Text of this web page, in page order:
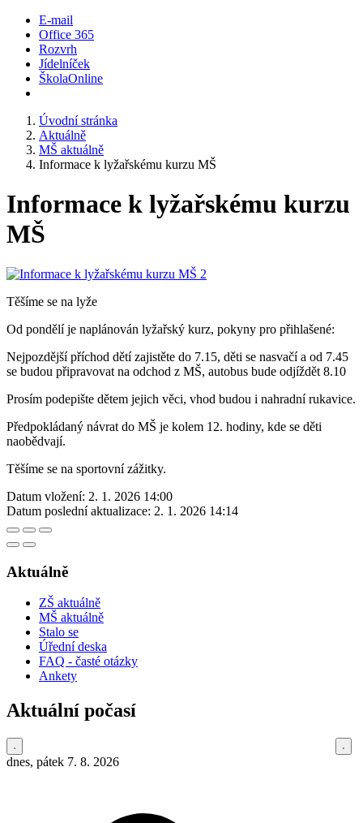
E-mail
Office 365
Rozvrh
Jídelníček
ŠkolaOnline
Úvodní stránka
Aktuálně
MŠ aktuálně
Informace k lyžařskému kurzu MŠ
Informace k lyžařskému kurzu
MŠ
Těšíme se na lyže
Od pondělí je naplánován lyžařský kurz, pokyny pro přihlašené:
Nejpozdější příchod dětí zajistěte do 7.15, děti se nasvačí a od 7.45
se budou připravovat na odchod z MŠ, autobus bude odjíždět 8.10
Prosím podepište dětem jejich věci, vhod budou i nahradní rukavice.
Předpokládaný návrat do MŠ je kolem 12. hodiny, kde se děti
naobědvají.
Těšíme se na sportovní zážitky.
Datum vložení: 2. 1. 2026 14:00
Datum poslední aktualizace: 2. 1. 2026 14:14
Aktuálně
ZŠ aktuálně
MŠ aktuálně
Stalo se
Úřední deska
FAQ - časté otázky
Ankety
Aktuální počasí
dnes, pátek 7. 8. 2026